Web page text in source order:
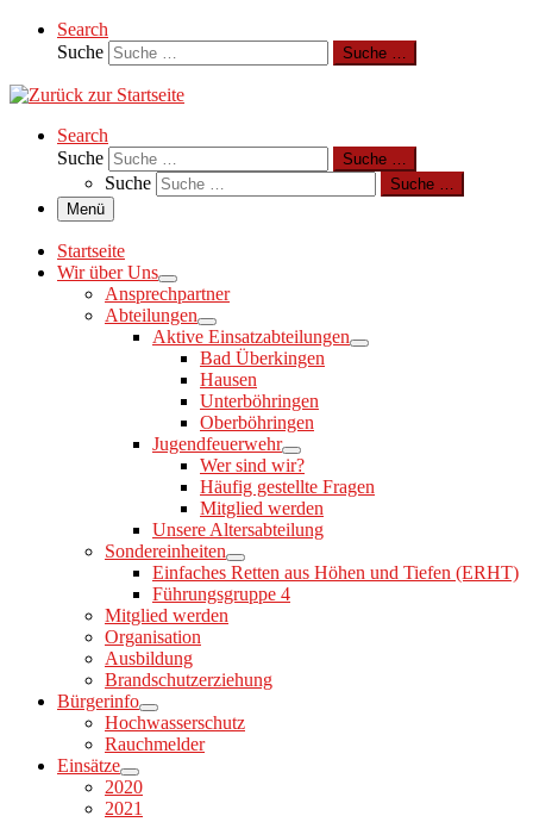
Search
Suche
Suche …
Search
Suche
Suche …
Suche
Suche …
Menü
Startseite
Wir über Uns
Ansprechpartner
Abteilungen
Aktive Einsatzabteilungen
Bad Überkingen
Hausen
Unterböhringen
Oberböhringen
Jugendfeuerwehr
Wer sind wir?
Häufig gestellte Fragen
Mitglied werden
Unsere Altersabteilung
Sondereinheiten
Einfaches Retten aus Höhen und Tiefen (ERHT)
Führungsgruppe 4
Mitglied werden
Organisation
Ausbildung
Brandschutzerziehung
Bürgerinfo
Hochwasserschutz
Rauchmelder
Einsätze
2020
2021